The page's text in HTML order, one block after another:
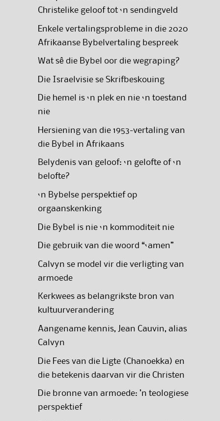
Christelike geloof tot ‘n sendingveld
Enkele vertalingsprobleme in die 2020
Afrikaanse Bybelvertaling bespreek
Wat sê die Bybel oor die wegraping?
Die Israelvisie se Skrifbeskouing
Die hemel is ‘n plek en nie ‘n toestand
nie
Hersiening van die 1953-vertaling van
die Bybel in Afrikaans
Belydenis van geloof: ‘n gelofte of ‘n
belofte?
‘n Bybelse perspektief op
orgaanskenking
Die Bybel is nie ‘n kommoditeit nie
Die gebruik van die woord “‘amen”
Calvyn se model vir die verligting van
armoede
Kerkwees as belangrikste bron van
kultuurverandering
Aangename kennis, Jean Cauvin, alias
Calvyn
Die Fees van die Ligte (Chanoekka) en
die betekenis daarvan vir die Christen
Die bronne van armoede: ’n teologiese
perspektief